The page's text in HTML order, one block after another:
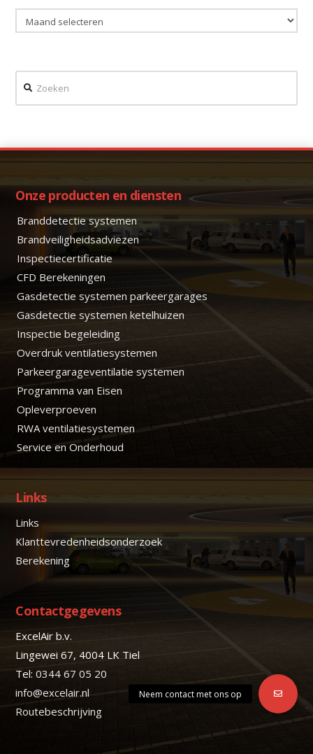
Nieuws
archief
Onze producten en diensten
Branddetectie systemen
Brandveiligheidsadviezen
Inspectiecertificatie
CFD Berekeningen
Gasdetectie systemen parkeergarages
Gasdetectie systemen ketelhuizen
Inspectie begeleiding
Overdruk ventilatiesystemen
Parkeergarageventilatie systemen
Programma van Eisen
Opleverproeven
RWA ventilatiesystemen
Service en Onderhoud
Links
Links
Klanttevredenheidsonderzoek
Berekening
Contactgegevens
ExcelAir b.v.
Lingewei 67, 4004 LK Tiel
Tel:0344 67 05 20
info@excelair.nl
Routebeschrijving